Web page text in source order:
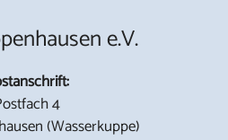
e.V.
4
(Wasserkuppe)